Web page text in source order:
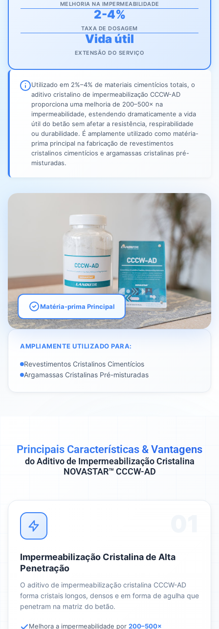
MELHORIA NA IMPERMEABILIDADE
2-4%
TAXA DE DOSAGEM
Vida útil
EXTENSÃO DO SERVIÇO
Utilizado em 2%–4% de materiais cimentícios totais, o
aditivo cristalino de impermeabilização CCCW-AD
proporciona uma melhoria de 200–500× na
impermeabilidade, estendendo dramaticamente a vida
útil do betão sem afetar a resistência, respirabilidade
ou durabilidade. É amplamente utilizado como matéria-
prima principal na fabricação de revestimentos
cristalinos cimentícios e argamassas cristalinas pré-
misturadas.
Matéria-prima Principal
AMPLIAMENTE UTILIZADO PARA:
Revestimentos Cristalinos Cimentícios
Argamassas Cristalinas Pré-misturadas
Principais Características & Vantagens
do Aditivo de Impermeabilização Cristalina
NOVASTAR™ CCCW-AD
Impermeabilização Cristalina de Alta
Penetração
O aditivo de impermeabilização cristalina CCCW-AD
forma cristais longos, densos e em forma de agulha que
penetram na matriz do betão.
Melhora a impermeabilidade por 200–500×